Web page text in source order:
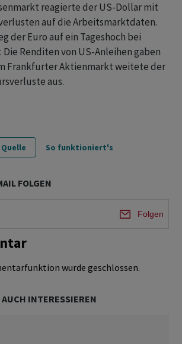
reagierte der US-Dollar mit
auf die Arbeitsmarktdaten.
der Euro auf ein Tageshoch bei
Die Renditen von US-Anleihen gaben
Frankfurter Aktienmarkt weitete der
aus.
So funktioniert's
FOLGEN
Folgen
wurde geschlossen.
INTERESSIEREN